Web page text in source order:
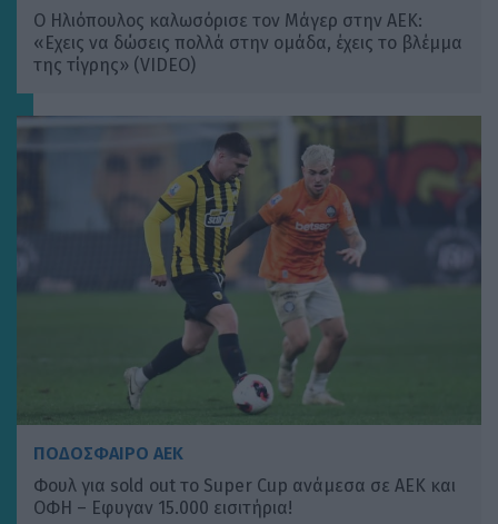
Ο Ηλιόπουλος καλωσόρισε τον Μάγερ στην ΑΕΚ:
«Εχεις να δώσεις πολλά στην ομάδα, έχεις το βλέμμα
της τίγρης» (VIDEO)
ΠΟΔΟΣΦΑΙΡΟ ΑΕΚ
Φουλ για sold out το Super Cup ανάμεσα σε ΑΕΚ και
ΟΦΗ – Eφυγαν 15.000 εισιτήρια!